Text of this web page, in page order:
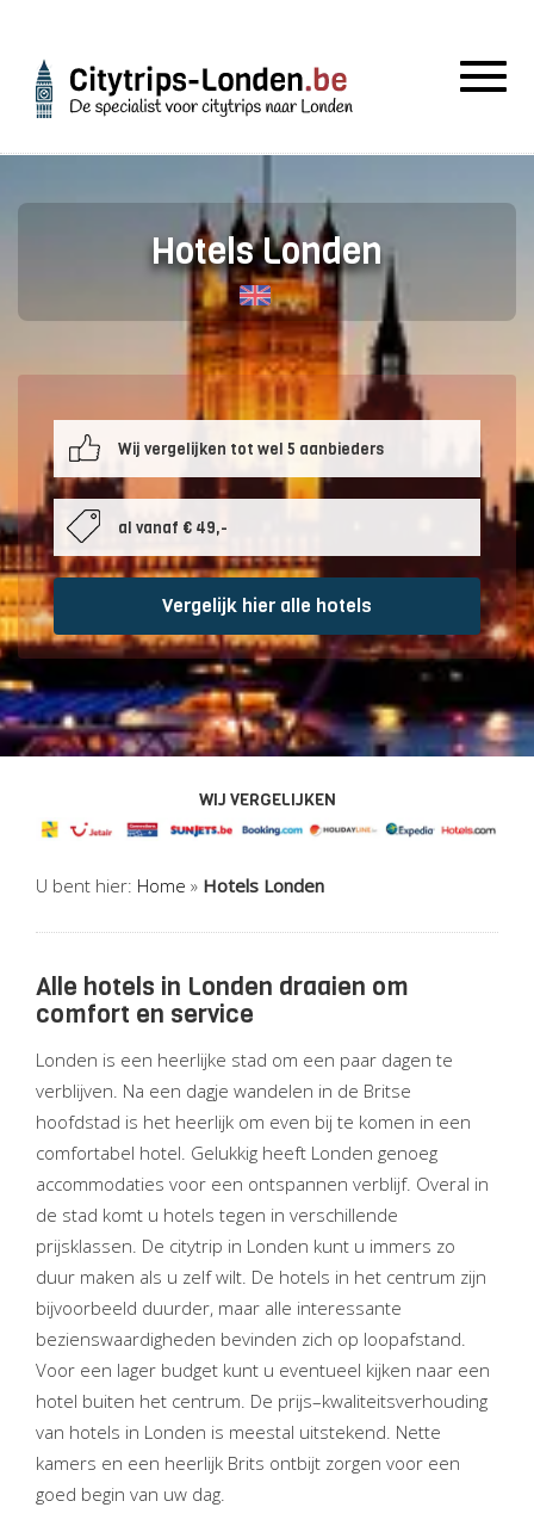
Hotels Londen
Wij vergelijken tot wel 5 aanbieders
al vanaf € 49,-
Vergelijk hier alle hotels
WIJ VERGELIJKEN
U bent hier: Home » Hotels Londen
Alle hotels in Londen draaien om
comfort en service
Londen is een heerlijke stad om een paar dagen te
verblijven. Na een dagje wandelen in de Britse
hoofdstad is het heerlijk om even bij te komen in een
comfortabel hotel. Gelukkig heeft Londen genoeg
accommodaties voor een ontspannen verblijf. Overal in
de stad komt u hotels tegen in verschillende
prijsklassen. De citytrip in Londen kunt u immers zo
duur maken als u zelf wilt. De hotels in het centrum zijn
bijvoorbeeld duurder, maar alle interessante
bezienswaardigheden bevinden zich op loopafstand.
Voor een lager budget kunt u eventueel kijken naar een
hotel buiten het centrum. De prijs–kwaliteitsverhouding
van hotels in Londen is meestal uitstekend. Nette
kamers en een heerlijk Brits ontbijt zorgen voor een
goed begin van uw dag.